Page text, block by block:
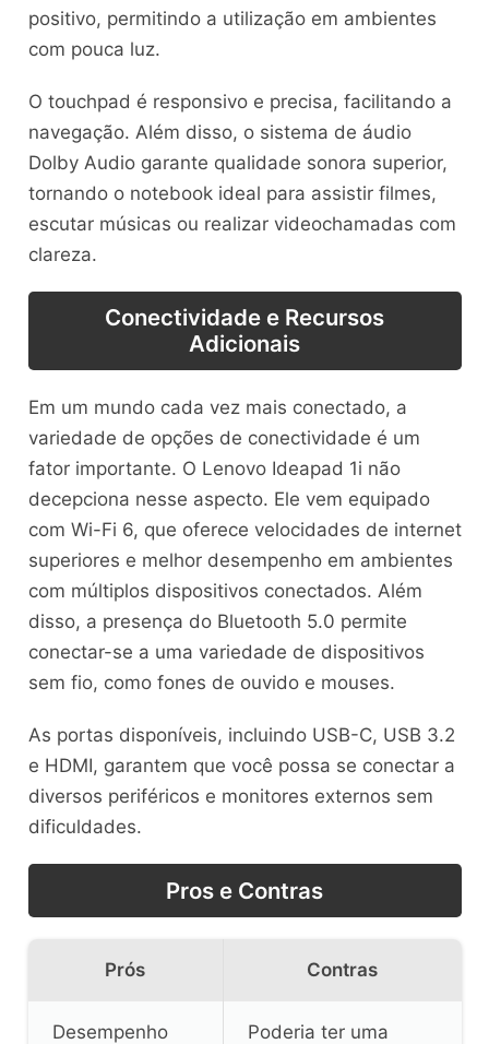
positivo, permitindo a utilização em ambientes
com pouca luz.
O touchpad é responsivo e precisa, facilitando a
navegação. Além disso, o sistema de áudio
Dolby Audio garante qualidade sonora superior,
tornando o notebook ideal para assistir filmes,
escutar músicas ou realizar videochamadas com
clareza.
Conectividade e Recursos
Adicionais
Em um mundo cada vez mais conectado, a
variedade de opções de conectividade é um
fator importante. O Lenovo Ideapad 1i não
decepciona nesse aspecto. Ele vem equipado
com Wi-Fi 6, que oferece velocidades de internet
superiores e melhor desempenho em ambientes
com múltiplos dispositivos conectados. Além
disso, a presença do Bluetooth 5.0 permite
conectar-se a uma variedade de dispositivos
sem fio, como fones de ouvido e mouses.
As portas disponíveis, incluindo USB-C, USB 3.2
e HDMI, garantem que você possa se conectar a
diversos periféricos e monitores externos sem
dificuldades.
Pros e Contras
Prós Contras
Desempenho
Poderia ter uma